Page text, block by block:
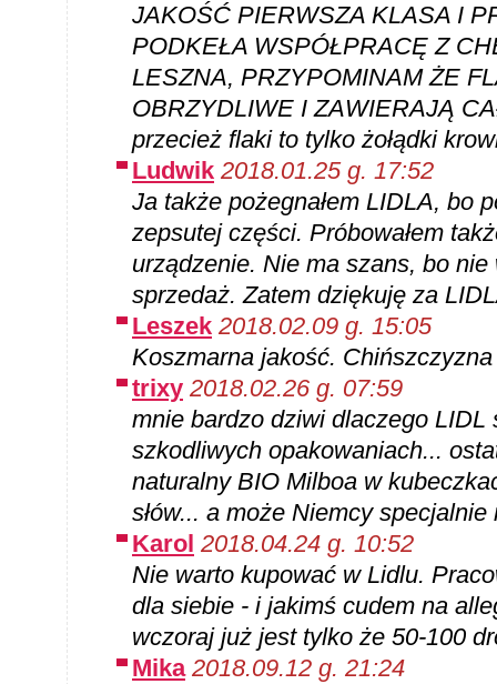
JAKOŚĆ PIERWSZA KLASA I
PODKEŁA WSPÓŁPRACĘ Z
LESZNA, PRZYPOMINAM ŻE
OBRZYDLIWE I ZAWIERAJĄ
przecież flaki to tylko żołądki
Ludwik 2018.01.25 g. 17:52
Ja także pożegnałem LIDLA, bo
zepsutej części. Próbowałem
urządzenie. Nie ma szans, bo
sprzedaż. Zatem dziękuję za
Leszek 2018.02.09 g. 15:05
Koszmarna jakość. Chińszczyzna
trixy 2018.02.26 g. 07:59
mnie bardzo dziwi dlaczego
szkodliwych opakowaniach...
naturalny BIO Milboa w
słów... a może Niemcy specjalnie
Karol 2018.04.24 g. 10:52
Nie warto kupować w Lidlu.
dla siebie - i jakimś cudem na
wczoraj już jest tylko że 50-100
Mika 2018.09.12 g. 21:24